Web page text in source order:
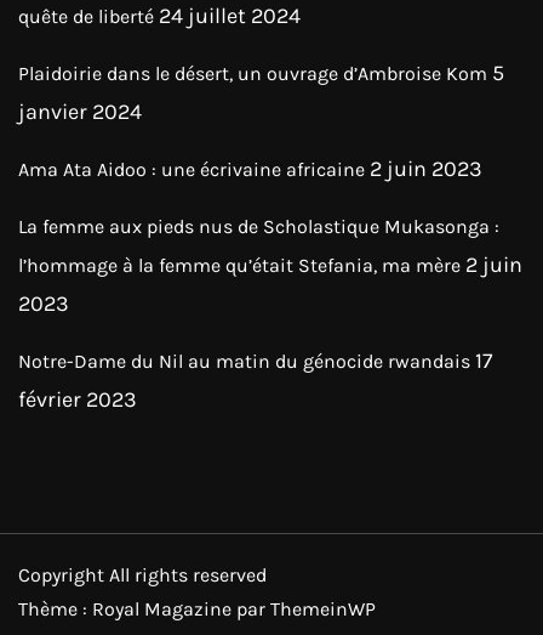
quête de liberté 24 juillet 2024
Plaidoirie dans le désert, un ouvrage d’Ambroise Kom 5
janvier 2024
Ama Ata Aidoo : une écrivaine africaine 2 juin 2023
La femme aux pieds nus de Scholastique Mukasonga :
l’hommage à la femme qu’était Stefania, ma mère 2 juin
2023
Notre-Dame du Nil au matin du génocide rwandais 17
février 2023
Copyright All rights reserved
Thème : Royal Magazine par ThemeinWP